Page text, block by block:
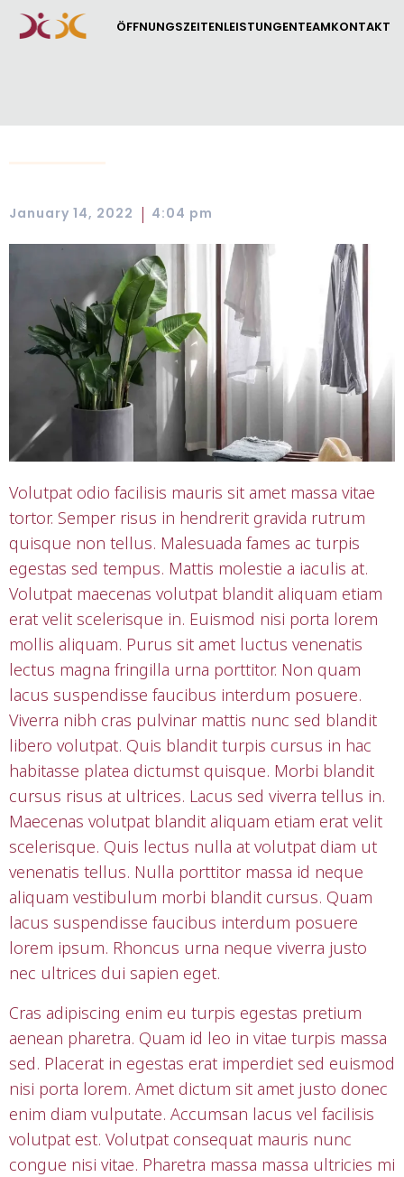
ÖFFNUNGSZEITENLEISTUNGENTEAMKONTAKT
January 14, 2022 | 4:04 pm
Volutpat odio facilisis mauris sit amet massa vitae
tortor. Semper risus in hendrerit gravida rutrum
quisque non tellus. Malesuada fames ac turpis
egestas sed tempus. Mattis molestie a iaculis at.
Volutpat maecenas volutpat blandit aliquam etiam
erat velit scelerisque in. Euismod nisi porta lorem
mollis aliquam. Purus sit amet luctus venenatis
lectus magna fringilla urna porttitor. Non quam
lacus suspendisse faucibus interdum posuere.
Viverra nibh cras pulvinar mattis nunc sed blandit
libero volutpat. Quis blandit turpis cursus in hac
habitasse platea dictumst quisque. Morbi blandit
cursus risus at ultrices. Lacus sed viverra tellus in.
Maecenas volutpat blandit aliquam etiam erat velit
scelerisque. Quis lectus nulla at volutpat diam ut
venenatis tellus. Nulla porttitor massa id neque
aliquam vestibulum morbi blandit cursus. Quam
lacus suspendisse faucibus interdum posuere
lorem ipsum. Rhoncus urna neque viverra justo
nec ultrices dui sapien eget.
Cras adipiscing enim eu turpis egestas pretium
aenean pharetra. Quam id leo in vitae turpis massa
sed. Placerat in egestas erat imperdiet sed euismod
nisi porta lorem. Amet dictum sit amet justo donec
enim diam vulputate. Accumsan lacus vel facilisis
volutpat est. Volutpat consequat mauris nunc
congue nisi vitae. Pharetra massa massa ultricies mi